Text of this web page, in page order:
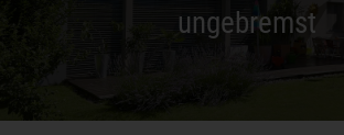
ungebremst